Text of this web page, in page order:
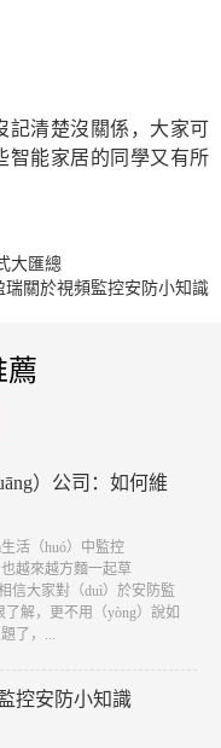
記清楚沒關係，大家可
智能家居的同學又有所
大匯總
瑞關於視頻監控安防小知識
薦
）公司：如何維
活（huó）中監控
也越來越方麵一起草
信大家對（duì）於安防監
解，更不用（yòng）說如
了，...
控安防小知識